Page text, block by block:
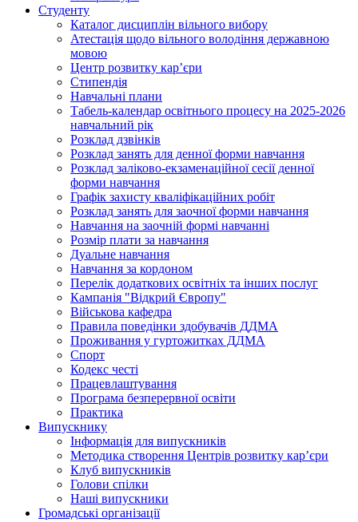
Студенту
Каталог дисциплін вільного вибору
Атестація щодо вільного володіння державною
мовою
Центр розвитку кар’єри
Стипендія
Навчальні плани
Табель-календар освітнього процесу на 2025-2026
навчальний рік
Розклад дзвінків
Розклад занять для денної форми навчання
Розклад заліково-екзаменаційної сесії денної
форми навчання
Графік захисту кваліфікаційних робіт
Розклад занять для заочної форми навчання
Навчання на заочній формі навчанні
Розмір плати за навчання
Дуальне навчання
Навчання за кордоном
Перелік додаткових освітніх та інших послуг
Кампанія "Відкрий Європу"
Військова кафедра
Правила поведінки здобувачів ДДМА
Проживання у гуртожитках ДДМА
Спорт
Кодекс честі
Працевлаштування
Програма безперервної освіти
Практика
Випускнику
Інформація для випускників
Методика створення Центрів розвитку кар’єри
Клуб випускників
Голови спілки
Наші випускники
Громадські організації